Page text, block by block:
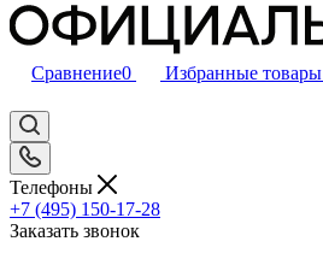
Сравнение0 Избранные товары
Телефоны
+7 (495) 150-17-28
Заказать звонок